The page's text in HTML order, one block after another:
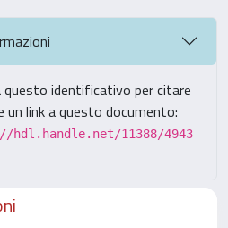
questo identificativo per citare
un link a questo documento:
hdl.handle.net/11388/4943